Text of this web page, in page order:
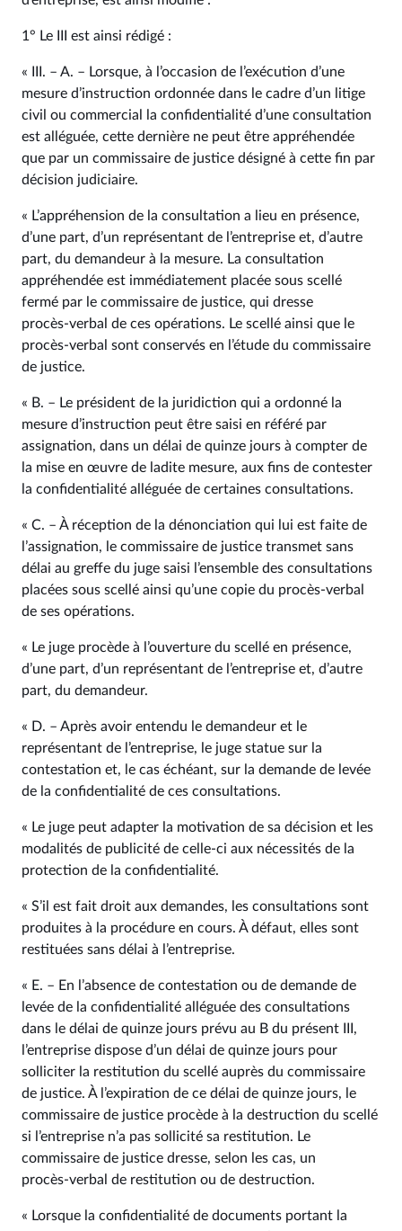
1° Le III est ainsi rédigé :
« III. – A. – Lorsque, à l’occasion de l’exécution d’une
mesure d’instruction ordonnée dans le cadre d’un litige
civil ou commercial la confidentialité d’une consultation
est alléguée, cette dernière ne peut être appréhendée
que par un commissaire de justice désigné à cette fin par
décision judiciaire.
« L’appréhension de la consultation a lieu en présence,
d’une part, d’un représentant de l’entreprise et, d’autre
part, du demandeur à la mesure. La consultation
appréhendée est immédiatement placée sous scellé
fermé par le commissaire de justice, qui dresse
procès‑verbal de ces opérations. Le scellé ainsi que le
procès‑verbal sont conservés en l’étude du commissaire
de justice.
« B. – Le président de la juridiction qui a ordonné la
mesure d’instruction peut être saisi en référé par
assignation, dans un délai de quinze jours à compter de
la mise en œuvre de ladite mesure, aux fins de contester
la confidentialité alléguée de certaines consultations.
« C. – À réception de la dénonciation qui lui est faite de
l’assignation, le commissaire de justice transmet sans
délai au greffe du juge saisi l’ensemble des consultations
placées sous scellé ainsi qu’une copie du procès‑verbal
de ses opérations.
« Le juge procède à l’ouverture du scellé en présence,
d’une part, d’un représentant de l’entreprise et, d’autre
part, du demandeur.
« D. – Après avoir entendu le demandeur et le
représentant de l’entreprise, le juge statue sur la
contestation et, le cas échéant, sur la demande de levée
de la confidentialité de ces consultations.
« Le juge peut adapter la motivation de sa décision et les
modalités de publicité de celle‑ci aux nécessités de la
protection de la confidentialité.
« S’il est fait droit aux demandes, les consultations sont
produites à la procédure en cours. À défaut, elles sont
restituées sans délai à l’entreprise.
« E. – En l’absence de contestation ou de demande de
levée de la confidentialité alléguée des consultations
dans le délai de quinze jours prévu au B du présent III,
l’entreprise dispose d’un délai de quinze jours pour
solliciter la restitution du scellé auprès du commissaire
de justice. À l’expiration de ce délai de quinze jours, le
commissaire de justice procède à la destruction du scellé
si l’entreprise n’a pas sollicité sa restitution. Le
commissaire de justice dresse, selon les cas, un
procès‑verbal de restitution ou de destruction.
« Lorsque la confidentialité de documents portant la